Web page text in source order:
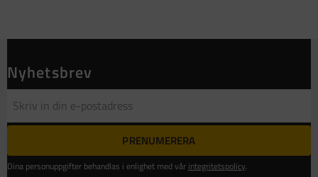
Nyhetsbrev
PRENUMERERA
Dina personuppgifter behandlas i enlighet med vår integritetspolicy.